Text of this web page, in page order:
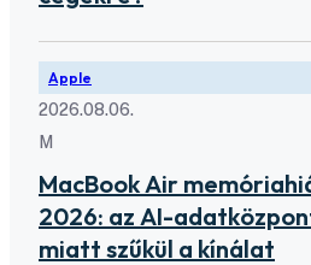
Apple
2026.08.06.
M
MacBook Air
2026: az AI-
miatt szűkül a kínálat